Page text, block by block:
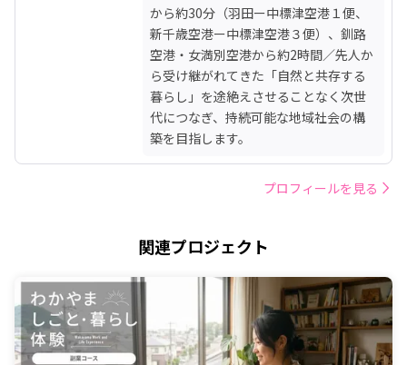
から約30分（羽田ー中標津空港１便、
新千歳空港ー中標津空港３便）、釧路
空港・女満別空港から約2時間／先人か
ら受け継がれてきた「自然と共存する
暮らし」を途絶えさせることなく次世
代につなぎ、持続可能な地域社会の構
築を目指します。
プロフィールを見る
関連プロジェクト